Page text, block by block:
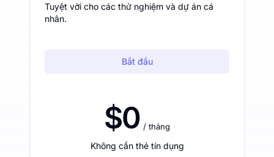
Tuyệt vời cho các thử nghiệm và dự án cá
nhân.
Bắt đầu
$0 / tháng
Không cần thẻ tín dụng